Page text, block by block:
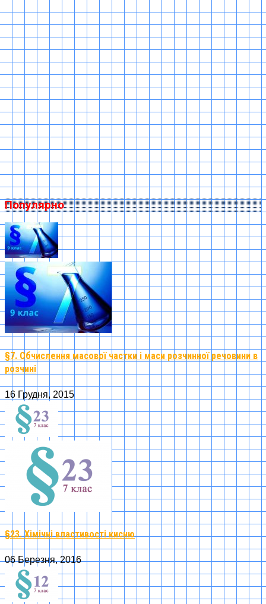
Популярно
§7. Обчислення масової частки і маси розчинної речовини в
розчині
16 Грудня, 2015
§23. Хімічні властивості кисню
06 Березня, 2016